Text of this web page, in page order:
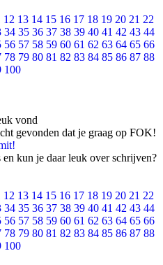
12 13 14 15 16 17 18 19 20 21 22
34 35 36 37 38 39 40 41 42 43 44
56 57 58 59 60 61 62 63 64 65 66
78 79 80 81 82 83 84 85 86 87 88
100
vond
gevonden dat je graag op FOK!
kun je daar leuk over schrijven?
12 13 14 15 16 17 18 19 20 21 22
34 35 36 37 38 39 40 41 42 43 44
56 57 58 59 60 61 62 63 64 65 66
78 79 80 81 82 83 84 85 86 87 88
100